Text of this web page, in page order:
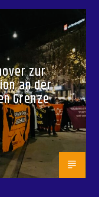
zur
an der
Grenze